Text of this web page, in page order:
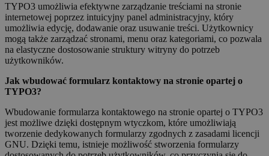
TYPO3 umożliwia efektywne zarządzanie treściami na stronie
internetowej poprzez intuicyjny panel administracyjny, który
umożliwia edycję, dodawanie oraz usuwanie treści. Użytkownicy
mogą także zarządzać stronami, menu oraz kategoriami, co pozwala
na elastyczne dostosowanie struktury witryny do potrzeb
użytkowników.
Jak wbudować formularz kontaktowy na stronie opartej o
TYPO3?
Wbudowanie formularza kontaktowego na stronie opartej o TYPO3
jest możliwe dzięki dostępnym wtyczkom, które umożliwiają
tworzenie dedykowanych formularzy zgodnych z zasadami licencji
GNU. Dzięki temu, istnieje możliwość stworzenia formularzy